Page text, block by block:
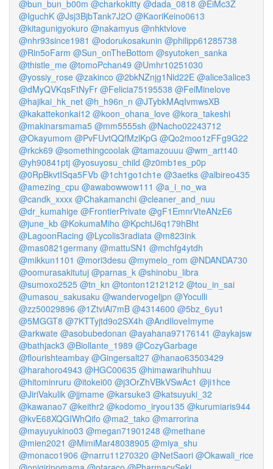
@bun_bun_b00m @charkokitty @dada_0818 @EiMc3Z
@IguchK @Jsj3BjbTank7J2O @KaoriKeino0613
@kitagunigyokuro @nakamyus @nhktvlove
@nhr93since1981 @odorukosakunin @philipp61285738
@Rin5oFarm @Sun_onTheBottom @syutoken_sanka
@thistle_me @tomoPchan49 @Umhr10251030
@yossiy_rose @zakinco @2bkNZnjg1Nid22E @alice3alice3
@dMyQVKqsFtNyFr @Felicia75195538 @FelMinelove
@hajikai_hk_net @h_h96n_n @JTybkMAqIvmwsXB
@kakattekonkai12 @koon_ohana_love @kora_takeshi
@makinarsmama5 @mm5555sh @Nacho02243712
@Okayumom @PvFUvtQQfMzlKpG @Qo2moo1zFFg9G22
@rkck69 @somethingcoolak @tamazouuu @wm_art140
@yh90841ptj @yosuyosu_child @z0mb1es_p0p
@0RpBkvtISqa5FVb @1ch1go1ch1e @3aetks @albireo435
@amezing_cpu @awabowwow111 @a_i_no_wa
@candk_xxxx @Chakamanchi @cleaner_and_nuu
@dr_kumahige @FrontierPrivate @gF1EmnrVteANzE6
@june_kb @KokumaMiho @KpchtJ6q179hBht
@LagoonRacing @Lycolis3radiata @m823ink
@mas0821germany @mattuSN1 @mchfg4ytdh
@mikkun1101 @mori3desu @mymelo_rom @NDANDA730
@oomurasakitutuj @parnas_k @shinobu_libra
@sumoxo2525 @tn_kn @tonton12121212 @tou_in_sai
@umasou_sakusaku @wandervogeljpn @Yoculli
@zz50029896 @1ZtviAi7mB @4314600 @5bz_6yu1
@5MGGT8 @7KTTyjtd9o2SX4h @AndIloveImyme
@arkwate @asobubedonan @ayahana97176141 @aykajsw
@bathjack3 @Biollante_1989 @CozyGarbage
@flourishteambay @Gingersalt27 @hanao63503429
@harahoro4943 @HGC00635 @himawarihuhhuu
@hitominruru @itokei00 @j3OrZhVBkVSwAc1 @ji1hce
@JiriVakulik @jjmame @karsuke3 @katsuyuki_32
@kawanao7 @keithr2 @kodomo_iryou135 @kurumiaris944
@kvE68XQGIWhQifo @ma2_tako @marrorina
@mayuyukino03 @megan71901248 @methane
@mien2021 @MimiMar48038905 @miya_shu
@monaco1906 @narru11270320 @NetSaori @Okawali_rice